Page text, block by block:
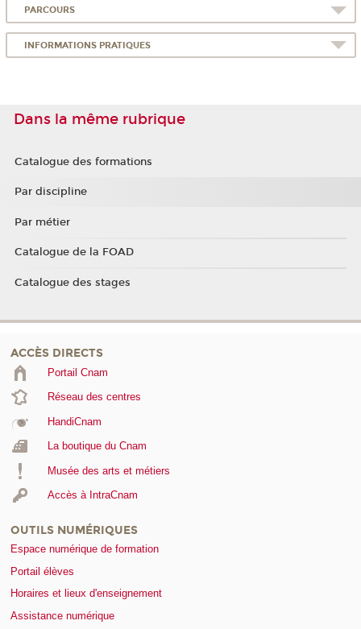
PARCOURS
INFORMATIONS PRATIQUES
Dans la même rubrique
Catalogue des formations
Par discipline
Par métier
Catalogue de la FOAD
Catalogue des stages
ACCÈS DIRECTS
Portail Cnam
Réseau des centres
HandiCnam
La boutique du Cnam
Musée des arts et métiers
Accès à IntraCnam
OUTILS NUMÉRIQUES
Espace numérique de formation
Portail élèves
Horaires et lieux d'enseignement
Assistance numérique